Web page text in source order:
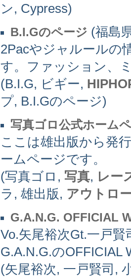
ン, Cypress)
B.I.Gのページ (福島
2Pacやジャルールの
す。ファッション、
(B.I.G, ビギー,
プ, B.I.Gのページ)
写真ゴロ公式ホーム
ここは雄出版から発
ームページです。
(写真ゴロ, 写真, レー
ラ, 雄出版, アウトロ
G.A.N.G. OFFICIAL
Vo.矢尾裕次Gt.一戸
G.A.N.G.のOFFICIAL
(矢尾裕次, 一戸賢司,